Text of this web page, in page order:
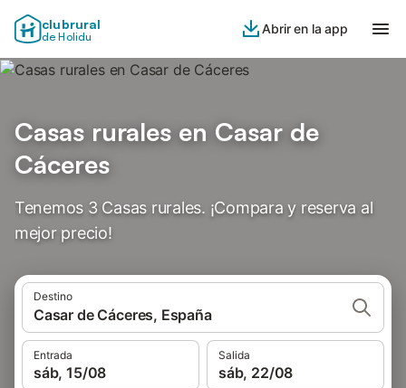
clubrural
de Holidu
Abrir en la app
Casas rurales en Casar de
Cáceres
Tenemos 3 Casas rurales. ¡Compara y reserva al
mejor precio!
Destino
Casar de Cáceres, España
Entrada
sáb, 15/08
Salida
sáb, 22/08